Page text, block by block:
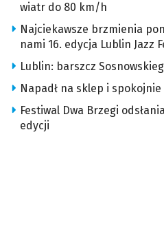
wiatr do 80 km/h
Najciekawsze brzmienia
nami 16. edycja Lublin Jazz
Lublin: barszcz
Napadł na sklep i
Festiwal Dwa Brzegi
edycji